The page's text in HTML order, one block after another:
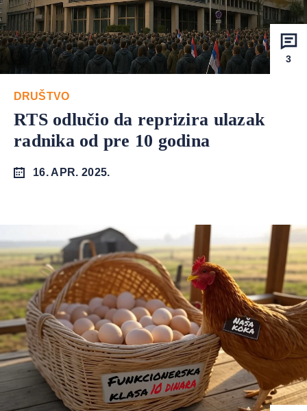
3
DRUŠTVO
RTS odlučio da reprizira ulazak
radnika od pre 10 godina
16. APR. 2025.